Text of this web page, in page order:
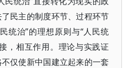
民主的制度环节、过程环节
统治”的理想原则与“人民统
，相互作用。理论与实践证
仅使新中国建立起来的一套